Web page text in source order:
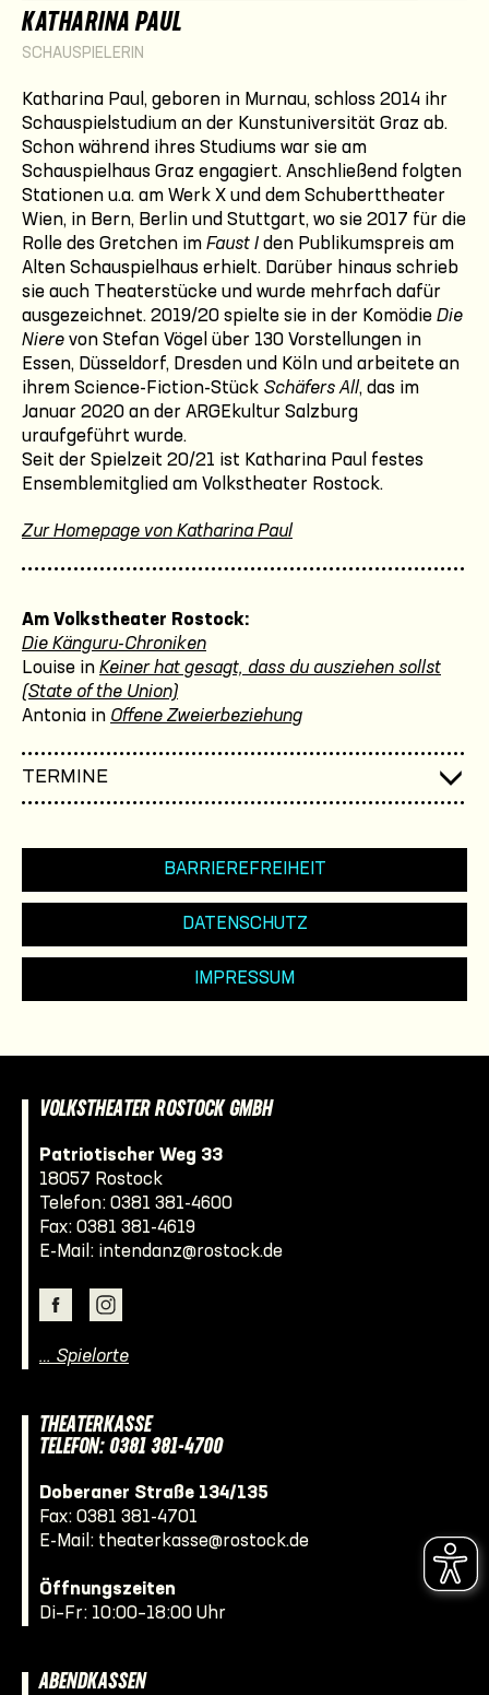
KATHARINA PAUL
SCHAUSPIELERIN
Katharina Paul, geboren in Murnau, schloss 2014 ihr
Schauspielstudium an der Kunstuniversität Graz ab.
Schon während ihres Studiums war sie am
Schauspielhaus Graz engagiert. Anschließend folgten
Stationen u.a. am Werk X und dem Schuberttheater
Wien, in Bern, Berlin und Stuttgart, wo sie 2017 für die
Rolle des Gretchen im Faust I den Publikumspreis am
Alten Schauspielhaus erhielt. Darüber hinaus schrieb
sie auch Theaterstücke und wurde mehrfach dafür
ausgezeichnet. 2019/20 spielte sie in der Komödie Die
Niere von Stefan Vögel über 130 Vorstellungen in
Essen, Düsseldorf, Dresden und Köln und arbeitete an
ihrem Science-Fiction-Stück Schäfers All, das im
Januar 2020 an der ARGEkultur Salzburg
uraufgeführt wurde.
Seit der Spielzeit 20/21 ist Katharina Paul festes
Ensemblemitglied am Volkstheater Rostock.
Zur Homepage von Katharina Paul
Am Volkstheater Rostock:
Die Känguru-Chroniken
Louise in Keiner hat gesagt, dass du ausziehen sollst
(State of the Union)
Antonia in Offene Zweierbeziehung
TERMINE
BARRIEREFREIHEIT
DATENSCHUTZ
IMPRESSUM
VOLKSTHEATER ROSTOCK GMBH
Patriotischer Weg 33
18057 Rostock
Telefon: 0381 381-4600
Fax: 0381 381-4619
E-Mail: intendanz@rostock.de
… Spielorte
THEATERKASSE
TELEFON: 0381 381-4700
Doberaner Straße 134/135
Fax: 0381 381-4701
E-Mail: theaterkasse@rostock.de
Öffnungszeiten
Di–Fr: 10:00–18:00 Uhr
ABENDKASSEN